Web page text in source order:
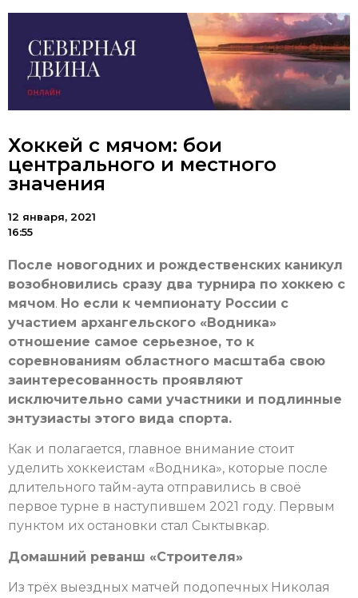
Хоккей с мячом: бои
центрального и местного
значения
12 января, 2021
16:55
После новогодних и рождественских каникул
возобновились сразу два турнира по хоккею с
мячом. Но если к чемпионату России с
участием архангельского «Водника»
отношение самое серьезное, то к
соревнованиям областного масштаба свою
заинтересованность проявляют
исключительно сами участники и подлинные
энтузиасты этого вида спорта.
Как и полагается, главное внимание стоит
уделить хоккеистам «Водника», которые после
длительного тайм-аута отправились в своё
первое турне в наступившем 2021 году. Первым
пунктом их остановки стал Сыктывкар.
Домашний реванш «Строителя»
Из трёх выездных матчей подопечных Николая